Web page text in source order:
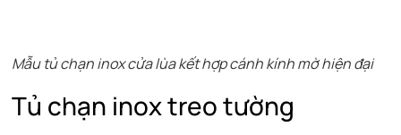
Mẫu tủ chạn inox cửa lùa kết hợp cánh kính mờ hiện đại
Tủ chạn inox treo tường